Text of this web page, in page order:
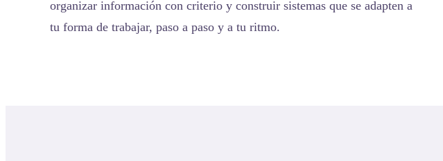
organizar información con criterio y construir sistemas que se adapten a
tu forma de trabajar, paso a paso y a tu ritmo.